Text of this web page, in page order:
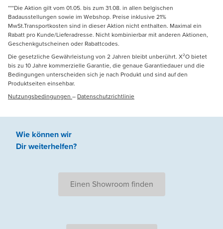
***Die Aktion gilt vom 01.05. bis zum 31.08. in allen belgischen
Badausstellungen sowie im Webshop. Preise inklusive 21%
MwSt.Transportkosten sind in dieser Aktion nicht enthalten. Maximal ein
Rabatt pro Kunde/Lieferadresse. Nicht kombinierbar mit anderen Aktionen,
Geschenkgutscheinen oder Rabattcodes.
Die gesetzliche Gewährleistung von 2 Jahren bleibt unberührt. X²O bietet
bis zu 10 Jahre kommerzielle Garantie, die genaue Garantiedauer und die
Bedingungen unterscheiden sich je nach Produkt und sind auf den
Produktseiten einsehbar.
Nutzungsbedingungen – Datenschutzrichtlinie
Wie können wir
Dir weiterhelfen?
Einen Showroom finden